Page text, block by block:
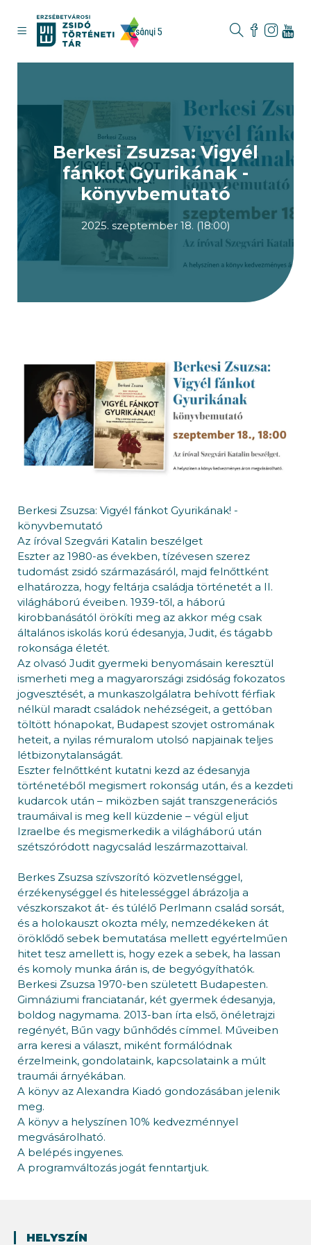
Berkesi Zsuzsa: Vigyél
fánkot Gyurikának -
könyvbemutató
2025. szeptember 18. (18:00)
Berkesi Zsuzsa: Vigyél fánkot Gyurikának! -
könyvbemutató
Az íróval Szegvári Katalin beszélget
Eszter az 1980-as években, tízévesen szerez
tudomást zsidó származásáról, majd felnőttként
elhatározza, hogy feltárja családja történetét a II.
világháború éveiben. 1939-től, a háború
kirobbanásától örökíti meg az akkor még csak
általános iskolás korú édesanyja, Judit, és tágabb
rokonsága életét.
Az olvasó Judit gyermeki benyomásain keresztül
ismerheti meg a magyarországi zsidóság fokozatos
jogvesztését, a munkaszolgálatra behívott férfiak
nélkül maradt családok nehézségeit, a gettóban
töltött hónapokat, Budapest szovjet ostromának
heteit, a nyilas rémuralom utolsó napjainak teljes
létbizonytalanságát.
Eszter felnőttként kutatni kezd az édesanyja
történetéből megismert rokonság után, és a kezdeti
kudarcok után – miközben saját transzgenerációs
traumáival is meg kell küzdenie – végül eljut
Izraelbe és megismerkedik a világháború után
szétszóródott nagycsalád leszármazottaival.
Berkes Zsuzsa szívszorító közvetlenséggel,
érzékenységgel és hitelességgel ábrázolja a
vészkorszakot át- és túlélő Perlmann család sorsát,
és a holokauszt okozta mély, nemzedékeken át
öröklődő sebek bemutatása mellett egyértelműen
hitet tesz amellett is, hogy ezek a sebek, ha lassan
és komoly munka árán is, de begyógyíthatók.
Berkesi Zsuzsa 1970-ben született Budapesten.
Gimnáziumi franciatanár, két gyermek édesanyja,
boldog nagymama. 2013-ban írta első, önéletrajzi
regényét, Bűn vagy bűnhődés címmel. Műveiben
arra keresi a választ, miként formálódnak
érzelmeink, gondolataink, kapcsolataink a múlt
traumái árnyékában.
A könyv az Alexandra Kiadó gondozásában jelenik
meg.
A könyv a helyszínen 10% kedvezménnyel
megvásárolható.
A belépés ingyenes.
A programváltozás jogát fenntartjuk.
HELYSZÍN